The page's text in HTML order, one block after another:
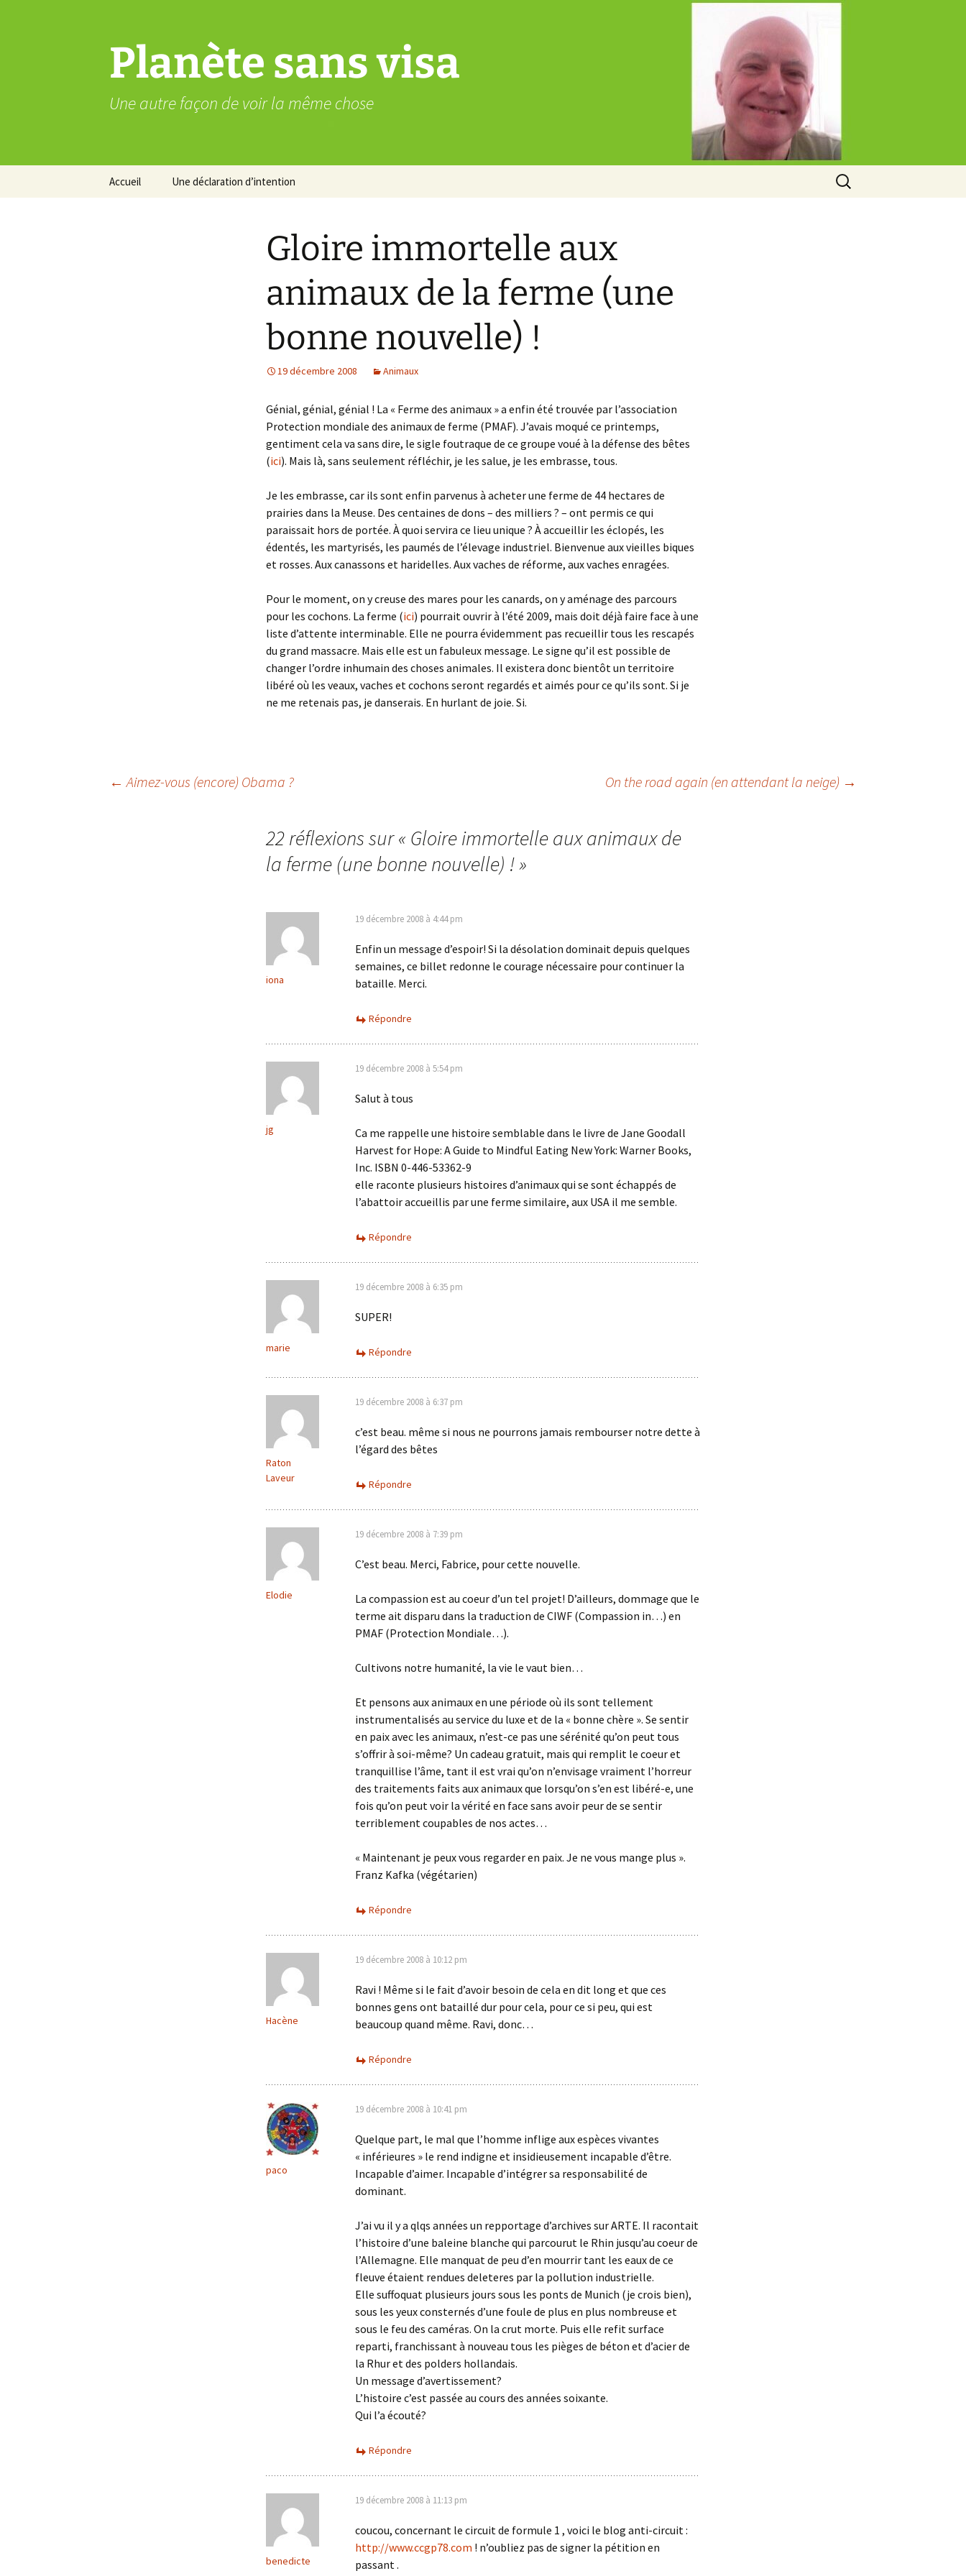
Planète sans visa
Une autre façon de voir la même chose
Accueil Une déclaration d’intention
Rechercher :
Gloire immortelle aux
animaux de la ferme (une
bonne nouvelle) !
19 décembre 2008 Animaux
Génial, génial, génial ! La « Ferme des animaux » a enfin été trouvée par l’association
Protection mondiale des animaux de ferme (PMAF). J’avais moqué ce printemps,
gentiment cela va sans dire, le sigle foutraque de ce groupe voué à la défense des bêtes
(ici). Mais là, sans seulement réfléchir, je les salue, je les embrasse, tous.
Je les embrasse, car ils sont enfin parvenus à acheter une ferme de 44 hectares de
prairies dans la Meuse. Des centaines de dons – des milliers ? – ont permis ce qui
paraissait hors de portée. À quoi servira ce lieu unique ? À accueillir les éclopés, les
édentés, les martyrisés, les paumés de l’élevage industriel. Bienvenue aux vieilles biques
et rosses. Aux canassons et haridelles. Aux vaches de réforme, aux vaches enragées.
Pour le moment, on y creuse des mares pour les canards, on y aménage des parcours
pour les cochons. La ferme (ici) pourrait ouvrir à l’été 2009, mais doit déjà faire face à une
liste d’attente interminable. Elle ne pourra évidemment pas recueillir tous les rescapés
du grand massacre. Mais elle est un fabuleux message. Le signe qu’il est possible de
changer l’ordre inhumain des choses animales. Il existera donc bientôt un territoire
libéré où les veaux, vaches et cochons seront regardés et aimés pour ce qu’ils sont. Si je
ne me retenais pas, je danserais. En hurlant de joie. Si.
Navigation
← Aimez-vous (encore) Obama ? On the road again (en attendant la neige) →
22 réflexions sur « Gloire immortelle aux animaux de
la ferme (une bonne nouvelle) !»
iona
19 décembre 2008 à 4:44 pm
Enfin un message d’espoir! Si la désolation dominait depuis quelques
semaines, ce billet redonne le courage nécessaire pour continuer la
bataille. Merci.
Répondre
jg
19 décembre 2008 à 5:54 pm
Salut à tous
Ca me rappelle une histoire semblable dans le livre de Jane Goodall
Harvest for Hope: A Guide to Mindful Eating New York: Warner Books,
Inc. ISBN 0-446-53362-9
elle raconte plusieurs histoires d’animaux qui se sont échappés de
l’abattoir accueillis par une ferme similaire, aux USA il me semble.
Répondre
marie
19 décembre 2008 à 6:35 pm
SUPER!
Répondre
Raton
Laveur
19 décembre 2008 à 6:37 pm
c’est beau. même si nous ne pourrons jamais rembourser notre dette à
l’égard des bêtes
Répondre
Elodie
19 décembre 2008 à 7:39 pm
C’est beau. Merci, Fabrice, pour cette nouvelle.
La compassion est au coeur d’un tel projet! D’ailleurs, dommage que le
terme ait disparu dans la traduction de CIWF (Compassion in…) en
PMAF (Protection Mondiale…).
Cultivons notre humanité, la vie le vaut bien…
Et pensons aux animaux en une période où ils sont tellement
instrumentalisés au service du luxe et de la « bonne chère ». Se sentir
en paix avec les animaux, n’est-ce pas une sérénité qu’on peut tous
s’offrir à soi-même? Un cadeau gratuit, mais qui remplit le coeur et
tranquillise l’âme, tant il est vrai qu’on n’envisage vraiment l’horreur
des traitements faits aux animaux que lorsqu’on s’en est libéré-e, une
fois qu’on peut voir la vérité en face sans avoir peur de se sentir
terriblement coupables de nos actes…
« Maintenant je peux vous regarder en paix. Je ne vous mange plus ».
Franz Kafka (végétarien)
Répondre
Hacène
19 décembre 2008 à 10:12 pm
Ravi ! Même si le fait d’avoir besoin de cela en dit long et que ces
bonnes gens ont bataillé dur pour cela, pour ce si peu, qui est
beaucoup quand même. Ravi, donc…
Répondre
paco
19 décembre 2008 à 10:41 pm
Quelque part, le mal que l’homme inflige aux espèces vivantes
« inférieures » le rend indigne et insidieusement incapable d’être.
Incapable d’aimer. Incapable d’intégrer sa responsabilité de
dominant.
J’ai vu il y a qlqs années un repportage d’archives sur ARTE. Il racontait
l’histoire d’une baleine blanche qui parcourut le Rhin jusqu’au coeur de
l’Allemagne. Elle manquat de peu d’en mourrir tant les eaux de ce
fleuve étaient rendues deleteres par la pollution industrielle.
Elle suffoquat plusieurs jours sous les ponts de Munich (je crois bien),
sous les yeux consternés d’une foule de plus en plus nombreuse et
sous le feu des caméras. On la crut morte. Puis elle refit surface
reparti, franchissant à nouveau tous les pièges de béton et d’acier de
la Rhur et des polders hollandais.
Un message d’avertissement?
L’histoire c’est passée au cours des années soixante.
Qui l’a écouté?
Répondre
benedicte
19 décembre 2008 à 11:13 pm
coucou, concernant le circuit de formule 1 , voici le blog anti-circuit :
http://www.ccgp78.com ! n’oubliez pas de signer la pétition en
passant .